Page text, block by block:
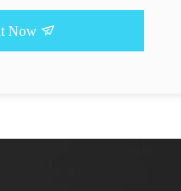
Now